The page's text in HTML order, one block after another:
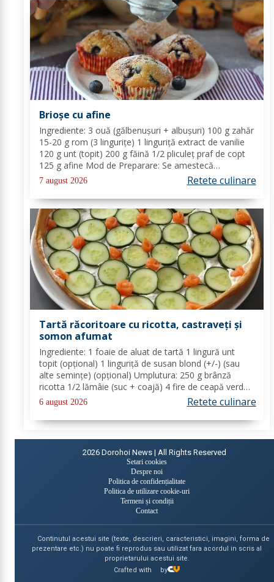
Brioșe cu afine
Ingrediente: 3 ouă (gălbenușuri + albușuri) 100 g zahăr
15-20 g rom (3 lingurițe) 1 linguriță extract de vanilie
120 g unt (topit) 200 g făină 1/2 pliculeț praf de copt
125 g afine Mod de Preparare: Se amestecă
gălbenușurile cu zahărul, romul și vanilia. Se adaugă
untul topit, făina și praful de...
7 august 2026 Retete culinare
Tartă răcoritoare cu ricotta, castraveți și
somon afumat
Ingrediente: 1 foaie de aluat de tartă 1 lingură unt
topit (opțional) 1 linguriță de susan blond (+/-) (sau
alte semințe) (opțional) Umplutura: 250 g brânză
ricotta 1/2 lămâie (suc + coajă) 4 fire de ceapă verde
(+/-) piper Toppinguri: 1 castravete 80 gr somon
afumat 1 linguriță semințe de susan...
6 august 2026 Retete culinare
2026 Dorohoi News | All Rights Reserved
Setari cookies
Despre noi
Politica de confidențialitate
Politica de utilizare cookie-uri
Termeni și condiții
Contact
Continutul acestui site (texte, descrieri, caracteristici, imagini, forma de
prezentare etc.) nu poate fi reprodus sau utilizat fara acordul in scris al
proprietarului acestui site.
Crafted with
by